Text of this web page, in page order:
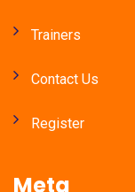
Trainers
Contact Us
Register
Meta